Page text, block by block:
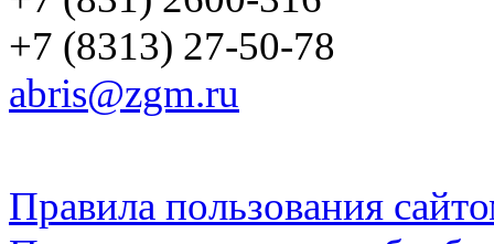
+7 (8313) 27-50-78
abris@zgm.ru
Правила пользования